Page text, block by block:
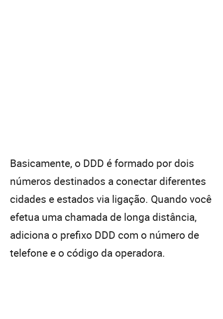
Basicamente, o DDD é formado por dois
números destinados a conectar diferentes
cidades e estados via ligação. Quando você
efetua uma chamada de longa distância,
adiciona o prefixo DDD com o número de
telefone e o código da operadora.